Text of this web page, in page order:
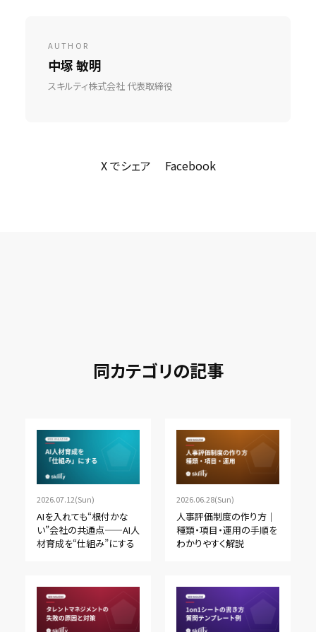
AUTHOR
中塚 敏明
スキルティ株式会社 代表取締役
X でシェア Facebook
同カテゴリの記事
2026.07.12(Sun)
AIを入れても“根付かな
い”会社の共通点——AI人
材育成を“仕組み”にする
2026.06.28(Sun)
人事評価制度の作り方｜
種類・項目・運用の手順を
わかりやすく解説